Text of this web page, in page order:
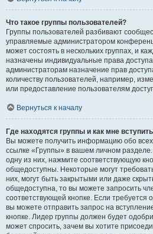
Что такое группы пользователей?
Группы пользователей разбивают
управляемые администратором
может состоять в нескольких группах, и
назначены индивидуальные права
администраторам назначение прав
количеству пользователей, например,
или предоставление пользователям
Вернуться к началу
Где находятся группы и как мне
Вы можете получить информацию обо
ссылке «Группы» в вашем личном разделе.
одну из них, нажмите соответствующую
общедоступны. Некоторые могут
них, могут быть закрытыми или даже
общедоступна, то вы можете запросить
соответствующей кнопке. Если требуется
вы можете отправить запрос на
кнопке. Лидер группы должен будет
может спросить, зачем вы хотите